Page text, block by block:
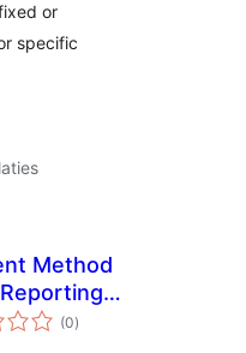
or
specific
Method
for (0totaal
waarderingen
)